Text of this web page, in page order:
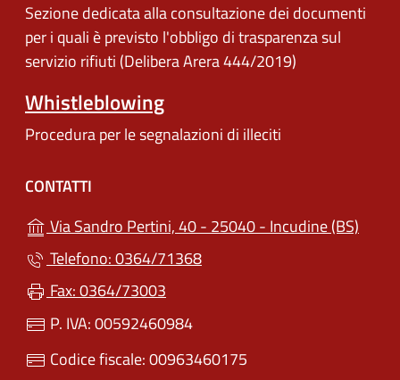
Sezione dedicata alla consultazione dei documenti
per i quali è previsto l'obbligo di trasparenza sul
servizio rifiuti (Delibera Arera 444/2019)
Whistleblowing
Procedura per le segnalazioni di illeciti
CONTATTI
Via Sandro Pertini, 40 - 25040 - Incudine (BS)
Telefono: 0364/71368
Fax: 0364/73003
P. IVA: 00592460984
Codice fiscale: 00963460175